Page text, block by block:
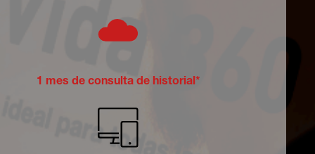
1 mes de consulta de historial*